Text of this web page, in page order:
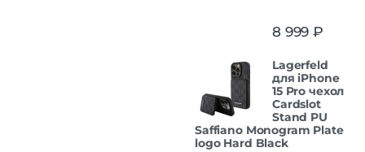
8 999 ₽
Lagerfeld
для iPhone
15 Pro чехол
Cardslot
Stand PU
Saffiano Monogram Plate
logo Hard Black